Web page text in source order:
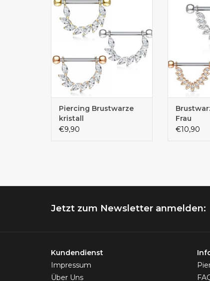
Piercing Brustwarze
kristall
€9,90
Frau
€10,90
Jetzt zum Newsletter anmelden:
Kundendienst
Impressum
Über Uns